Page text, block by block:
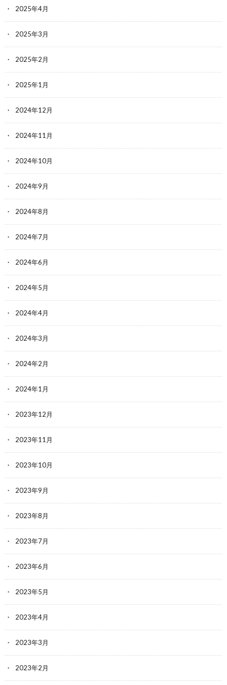
2025年4月
2025年3月
2025年2月
2025年1月
2024年12月
2024年11月
2024年10月
2024年9月
2024年8月
2024年7月
2024年6月
2024年5月
2024年4月
2024年3月
2024年2月
2024年1月
2023年12月
2023年11月
2023年10月
2023年9月
2023年8月
2023年7月
2023年6月
2023年5月
2023年4月
2023年3月
2023年2月